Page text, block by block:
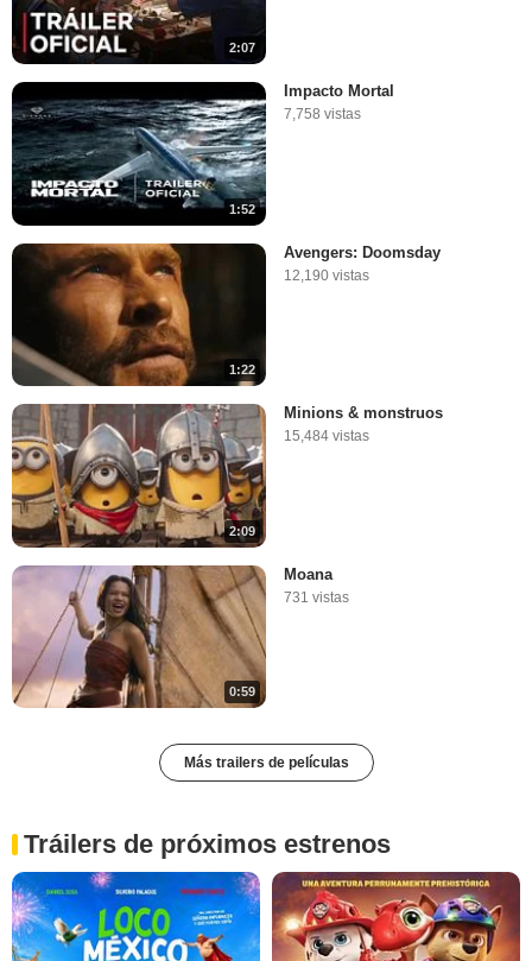
2:07
1:52
Impacto Mortal
7,758 vistas
1:22
Avengers: Doomsday
12,190 vistas
2:09
Minions & monstruos
15,484 vistas
0:59
Moana
731 vistas
Más trailers de películas
Tráilers de próximos estrenos